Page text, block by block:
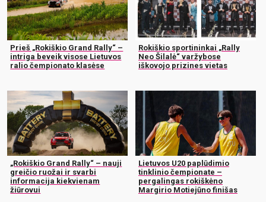
Prieš „Rokiškio Grand Rally“ –
intriga beveik visose Lietuvos
ralio čempionato klasėse
Rokiškio sportininkai „Rally
Neo Šilalė“ varžybose
iškovojo prizines vietas
„Rokiškio Grand Rally“ – nauji
greičio ruožai ir svarbi
informacija kiekvienam
žiūrovui
Lietuvos U20 paplūdimio
tinklinio čempionate –
pergalingas rokiškėno
Margirio Motiejūno finišas